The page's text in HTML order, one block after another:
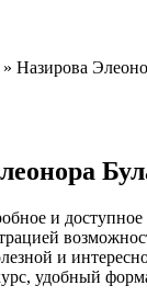
» Назирова
и
и
удобный